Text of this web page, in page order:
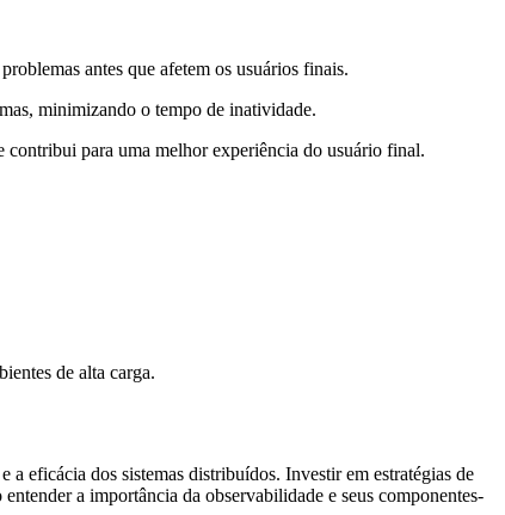
antes que afetem os usuários finais.
minimizando o tempo de inatividade.
para uma melhor experiência do usuário final.
de alta carga.
eficácia dos sistemas distribuídos. Investir em estratégias de
a importância da observabilidade e seus componentes-